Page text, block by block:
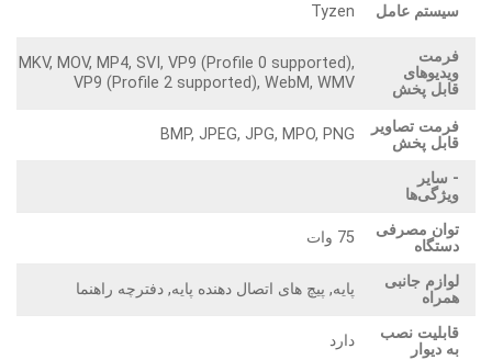
سیستم عامل Tyzen
فرمت
ویدیوهای
قابل پخش
MKV, MOV, MP4, SVI, VP9 (Profile 0 supported),
VP9 (Profile 2 supported), WebM, WMV
فرمت تصاویر
قابل پخش
BMP, JPEG, JPG, MPO, PNG
- سایر
ویژگی‌ها
توان مصرفی
دستگاه
75 وات
لوازم جانبی
همراه
پایه, پیچ های اتصال دهنده پایه, دفترچه راهنما
قابلیت نصب
به دیوار
دارد